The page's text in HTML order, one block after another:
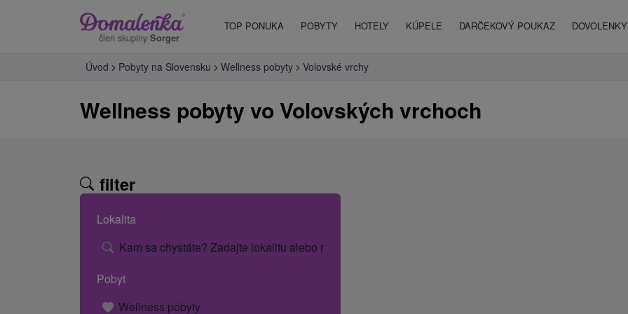
člen skupiny Sorger
TOP PONUKA POBYTY HOTELY KÚPELE DARČEKOVÝ POUKAZ
Úvod Pobyty na Slovensku Wellness pobyty Volovské vrchy
Wellness pobyty vo Volovských vrchoch
filter
Lokalita
Kam sa chystáte? Zadajte lokalitu alebo názov hotela.
Pobyt
Wellness pobyty